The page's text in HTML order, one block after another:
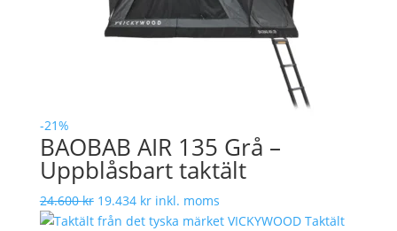
-21%
BAOBAB AIR 135 Grå –
Uppblåsbart taktält
24.600kr Det
ursprungliga
19.434 krDet
nuvarande
inkl. moms